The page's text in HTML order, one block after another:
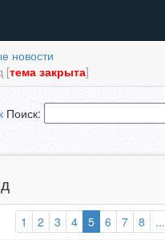
новости
[тема закрыта]
Поиск:
1 2 3 4 5(выбранная)
6 7 8 ...